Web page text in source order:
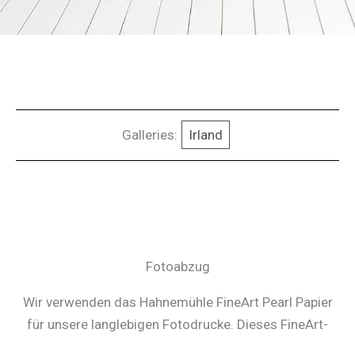
Galleries: Irland
Fotoabzug
Wir verwenden das Hahnemühle FineArt Pearl Papier
für unsere langlebigen Fotodrucke. Dieses FineArt-